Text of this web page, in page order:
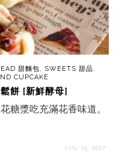
甜麵包, SWEETS 甜品,
CUPCAKE
餅 [新鮮酵母]
糖漿吃充滿花香味道。
July 25, 2017